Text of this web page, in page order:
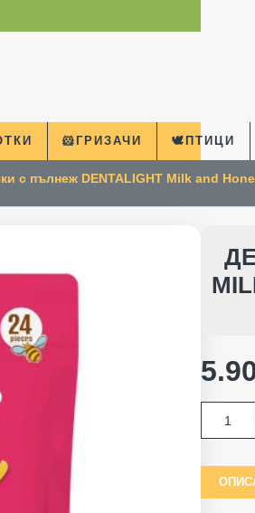
🐹ГРИЗАЧИ 🕊️ПТИЦИ
с пълнеж DENTALIGHT Milk and